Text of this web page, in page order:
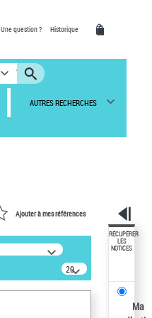
Une question ? Historique
AUTRES RECHERCHES
Ajouter à mes références
20
résultats/page
RÉCUPÉRER
LES
NOTICES
Ma